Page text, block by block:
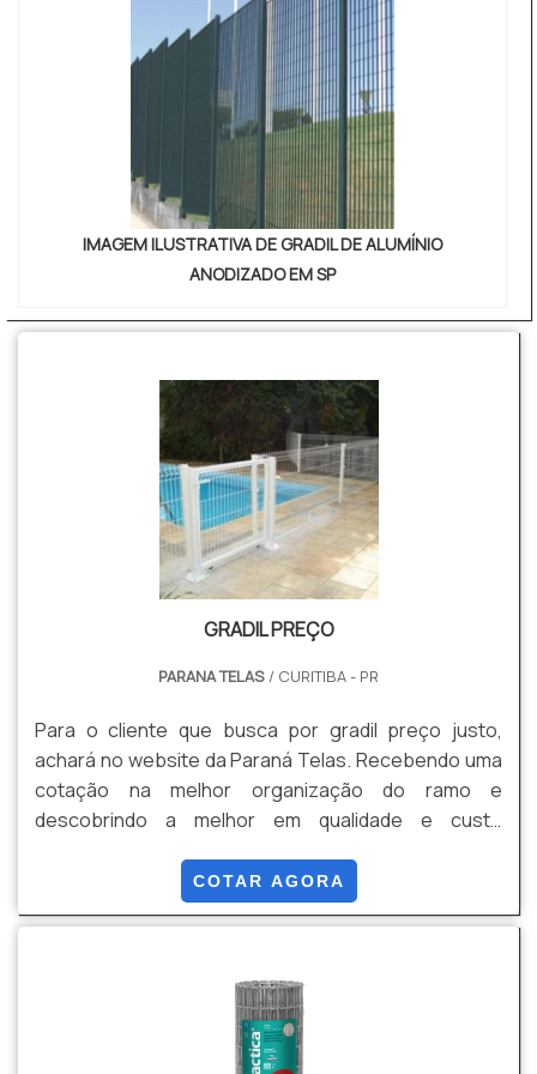
IMAGEM ILUSTRATIVA DE GRADIL DE ALUMÍNIO
ANODIZADO EM SP
GRADIL PREÇO
PARANA TELAS / CURITIBA - PR
Para o cliente que busca por gradil preço justo,
achará no website da Paraná Telas. Recebendo uma
cotação na melhor organização do ramo e
descobrindo a melhor em qualidade e custo
acessível, com os colaboradores da Paraná Telas o
cliente obterá excelente custo-benefício com
PREÇO A Paraná Telas objetiva seus reforços em
oferecer uma estrutura com escritório de alta
qualidade onde são realizadas as atividades e sala de
COTAR AGORA